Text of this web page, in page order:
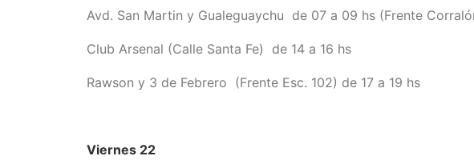
Avd. San Martin y Gualeguaychu de 07 a 09 hs (Frente
Club Arsenal (Calle Santa Fe) de 14 a 16 hs
Rawson y 3 de Febrero (Frente Esc. 102) de 17 a 19 hs
Viernes 22